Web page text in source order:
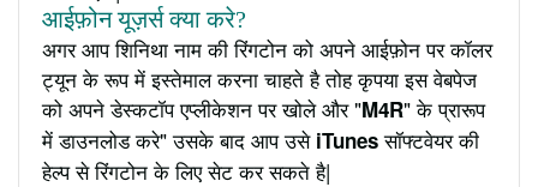
आईफ़ोन यूज़र्स क्या करे?
अगर आप शिनिथा नाम की रिंगटोन को अपने आईफ़ोन पर कॉलर
ट्यून के रूप में इस्तेमाल करना चाहते है तोह कृपया इस वेबपेज
को अपने डेस्कटॉप एप्लीकेशन पर खोले और "M4R" के प्रारूप
में डाउनलोड करे" उसके बाद आप उसे iTunesसॉफ्टवेयर की
हेल्प से रिंगटोन के लिए सेट कर सकते है|